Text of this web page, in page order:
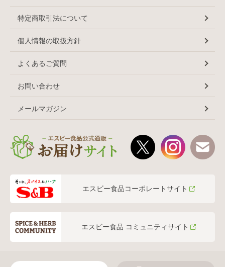
特定商取引法について
個人情報の取扱方針
よくあるご質問
お問い合わせ
メールマガジン
エスビー食品コーポレートサイト
エスビー食品 コミュニティサイト